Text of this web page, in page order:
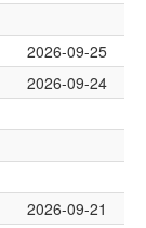
2026-09-25
2026-09-24
2026-09-21